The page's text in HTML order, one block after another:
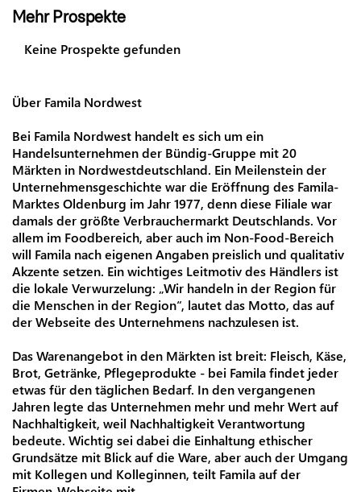
Mehr Prospekte
Keine Prospekte gefunden
Über Famila Nordwest
Bei Famila Nordwest handelt es sich um ein
Handelsunternehmen der Bündig-Gruppe mit 20
Märkten in Nordwestdeutschland. Ein Meilenstein der
Unternehmensgeschichte war die Eröffnung des Famila-
Marktes Oldenburg im Jahr 1977, denn diese Filiale war
damals der größte Verbrauchermarkt Deutschlands. Vor
allem im Foodbereich, aber auch im Non-Food-Bereich
will Famila nach eigenen Angaben preislich und qualitativ
Akzente setzen. Ein wichtiges Leitmotiv des Händlers ist
die lokale Verwurzelung: „Wir handeln in der Region für
die Menschen in der Region“, lautet das Motto, das auf
der Webseite des Unternehmens nachzulesen ist.
Das Warenangebot in den Märkten ist breit: Fleisch, Käse,
Brot, Getränke, Pflegeprodukte - bei Famila findet jeder
etwas für den täglichen Bedarf. In den vergangenen
Jahren legte das Unternehmen mehr und mehr Wert auf
Nachhaltigkeit, weil Nachhaltigkeit Verantwortung
bedeute. Wichtig sei dabei die Einhaltung ethischer
Grundsätze mit Blick auf die Ware, aber auch der Umgang
mit Kollegen und Kolleginnen, teilt Famila auf der